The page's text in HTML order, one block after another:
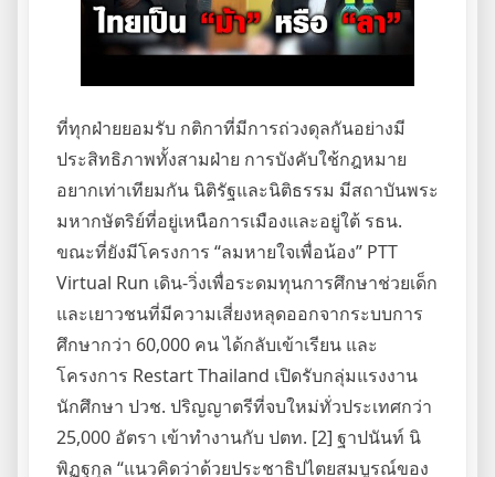
ที่ทุกฝ่ายยอมรับ กติกาที่มีการถ่วงดุลกันอย่างมี
ประสิทธิภาพทั้งสามฝ่าย การบังคับใช้กฎหมาย
อยากเท่าเทียมกัน นิติรัฐและนิติธรรม มีสถาบันพระ
มหากษัตริย์ที่อยู่เหนือการเมืองและอยู่ใต้ รธน.
ขณะที่ยังมีโครงการ “ลมหายใจเพื่อน้อง” PTT
Virtual Run เดิน-วิ่งเพื่อระดมทุนการศึกษาช่วยเด็ก
และเยาวชนที่มีความเสี่ยงหลุดออกจากระบบการ
ศึกษากว่า 60,000 คน ได้กลับเข้าเรียน และ
โครงการ Restart Thailand เปิดรับกลุ่มแรงงาน
นักศึกษา ปวช. ปริญญาตรีที่จบใหม่ทั่วประเทศกว่า
25,000 อัตรา เข้าทำงานกับ ปตท. [2] ฐาปนันท์ นิ
พิฏฐกุล “แนวคิดว่าด้วยประชาธิปไตยสมบูรณ์ของ